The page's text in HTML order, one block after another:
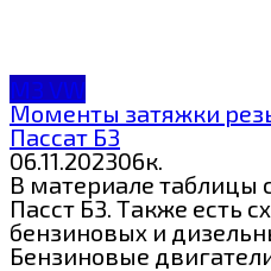
МЗ VW
Моменты затяжки
Пассат Б3
06.11.202306к.
В материале таблицы
Пасст Б3. Также есть
бензиновых и
Бензиновые